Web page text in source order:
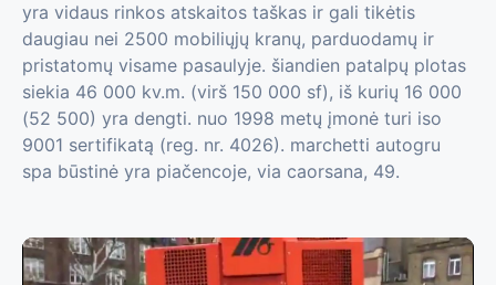
yra vidaus rinkos atskaitos taškas ir gali tikėtis
daugiau nei 2500 mobiliųjų kranų, parduodamų ir
pristatomų visame pasaulyje. šiandien patalpų plotas
siekia 46 000 kv.m. (virš 150 000 sf), iš kurių 16 000
(52 500) yra dengti. nuo 1998 metų įmonė turi iso
9001 sertifikatą (reg. nr. 4026). marchetti autogru
spa būstinė yra piačencoje, via caorsana, 49.